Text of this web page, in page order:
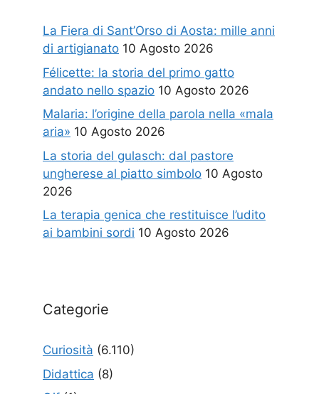
La Fiera di Sant’Orso di Aosta: mille anni
di artigianato 10 Agosto 2026
Félicette: la storia del primo gatto
andato nello spazio 10 Agosto 2026
Malaria: l’origine della parola nella «mala
aria» 10 Agosto 2026
La storia del gulasch: dal pastore
ungherese al piatto simbolo 10 Agosto
2026
La terapia genica che restituisce l’udito
ai bambini sordi 10 Agosto 2026
Categorie
Curiosità (6.110)
Didattica (8)